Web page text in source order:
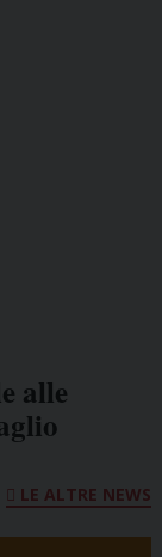
alle
LE ALTRE NEWS